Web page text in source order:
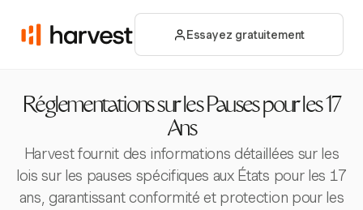
Essayez gratuitement
Réglementations sur les Pauses pour les 17
Ans
Harvest fournit des informations détaillées sur les
lois sur les pauses spécifiques aux États pour les 17
ans, garantissant conformité et protection pour les